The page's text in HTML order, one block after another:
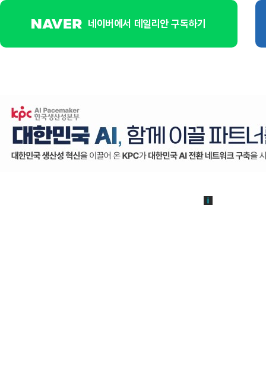
네이버에서 데일리안 구독하기